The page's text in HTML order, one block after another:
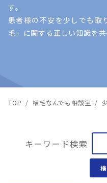
す。
患者様の不安を少しでも取
⽑」に関する正しい知識を共
TOP / 植毛なんでも相談室 /
キーワード検索